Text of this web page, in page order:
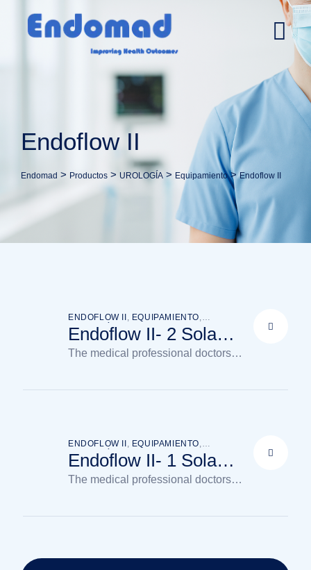
contenido
Endoflow II
Endomad > Productos > UROLOGÍA > Equipamiento>Endoflow II
Endoflow II- 2 Sola
Cámara
ENDOFLOW II , EQUIPAMIENTO,
UROLOGÍA
The medical professional doctors
Endoflow II- 1 Sola
Cámara
ENDOFLOW II , EQUIPAMIENTO,
UROLOGÍA
The medical professional doctors